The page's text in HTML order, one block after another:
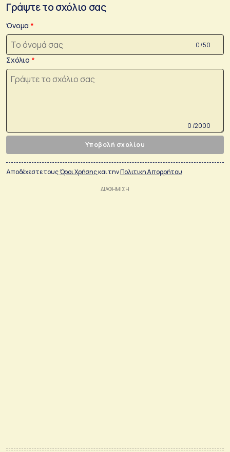
Γράψτε το σχόλιο σας
Όνομα
0 /50
Σχόλιο
0 /2000
Υποβολή σχολίου
Αποδέχεστε τουςΌροι Χρήσηςκαι τηνΠολιτικη Απορρήτου